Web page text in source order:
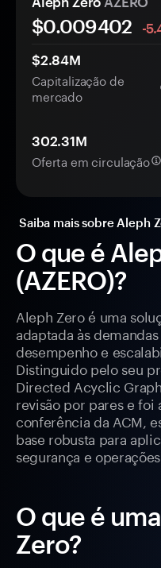
O que é
(AZERO)?
Aleph Zero é uma
adaptada às
desempenho e
Distinguido pelo seu
Directed Acyclic
revisão por pares e foi
conferência da ACM,
base robusta para
segurança e
O que é
Zero?
$0.009402
-
$2.84M
Capitalização de
mercado
302.31M
Oferta em circulação
Saiba mais sobre Aleph